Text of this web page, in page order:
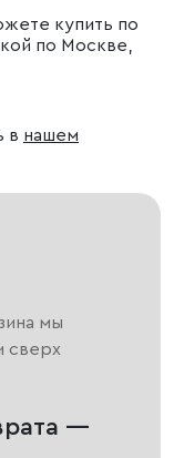
купить по
по Москве,
в нашем
мы
сверх
—